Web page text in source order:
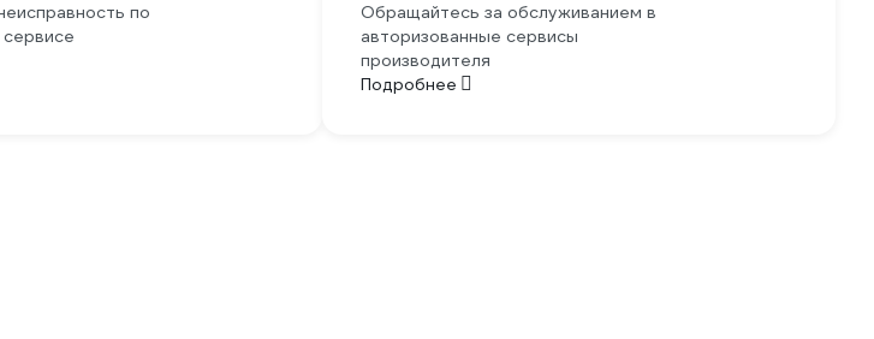
по
Обращайтесь за обслуживанием в
авторизованные сервисы
производителя
Подробнее